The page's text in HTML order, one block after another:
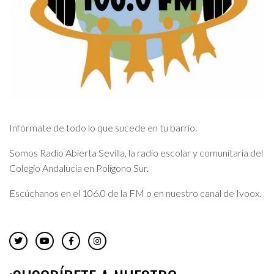
Infórmate de todo lo que sucede en tu barrio.
Somos Radio Abierta Sevilla, la radio escolar y comunitaria del
Colegio Andalucía en Polígono Sur.
Escúchanos en el 106.0 de la FM o en nuestro canal de Ivoox.